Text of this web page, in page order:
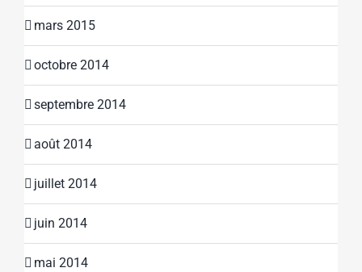
mars 2015
octobre 2014
septembre 2014
août 2014
juillet 2014
juin 2014
mai 2014